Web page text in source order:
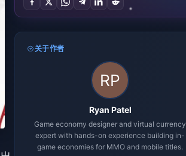
关于作者
Ryan Patel
Game economy designer and virtual currency
expert with hands-on experience building in-
game economies for MMO and mobile titles.